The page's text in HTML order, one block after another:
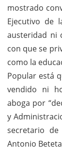
mostrado
Ejecutivo de
austeridad ni
con que se
como la
Popular está
vendido ni
aboga por
y
secretario de
Antonio